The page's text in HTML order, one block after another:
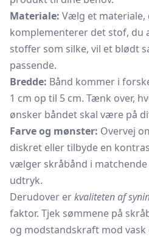
Materiale: Vælg et materiale,
komplementerer det stof, du
stoffer som silke, vil et blødt
passende.
Bredde: Bånd kommer i
1 cm op til 5 cm. Tænk over,
ønsker båndet skal være på
Farve og mønster: Overvej
diskret eller tilbyde en
vælger skråbånd i
udtryk.
Derudover erkvaliteten af
faktor. Tjek sømmene på
og modstandskraft mod vask